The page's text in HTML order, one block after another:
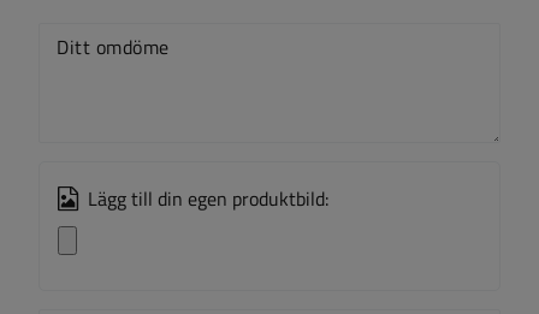
Ditt omdöme
Lägg till din egen produktbild: